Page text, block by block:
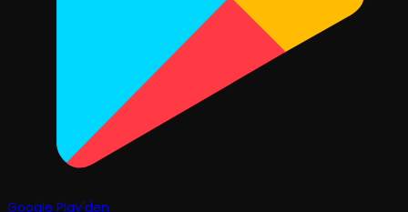
Google Play'den